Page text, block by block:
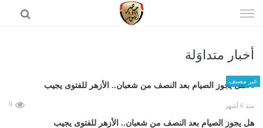
الى
أخبار متداوَلة
غير مصنف
منذ 6 أشهر 0
هل يجوز الصيام بعد النصف من شعبان.. الأزهر للفتوى يجيب